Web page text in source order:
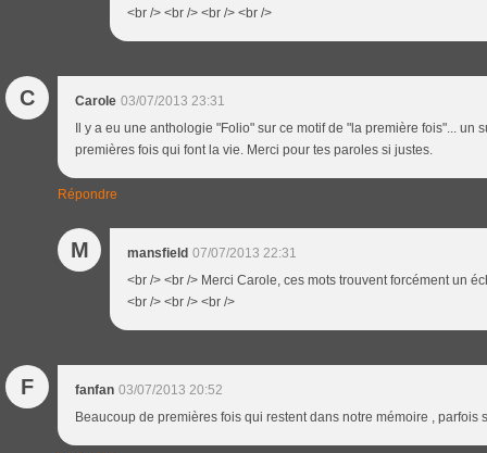
<br /> <br /> <br /> <br />
C Carole 03/07/2013 23:31
Il y a eu une anthologie "Folio" sur ce motif de "la première fois"... un
premières fois qui font la vie. Merci pour tes paroles si justes.
Répondre
M mansfield 07/07/2013 22:31
<br /> <br /> Merci Carole, ces mots trouvent forcément un
<br /> <br /> <br />
F fanfan 03/07/2013 20:52
Beaucoup de premières fois qui restent dans notre mémoire , parfois